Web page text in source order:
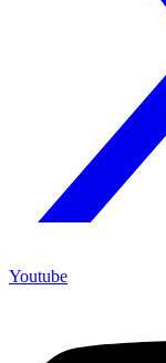
Youtube